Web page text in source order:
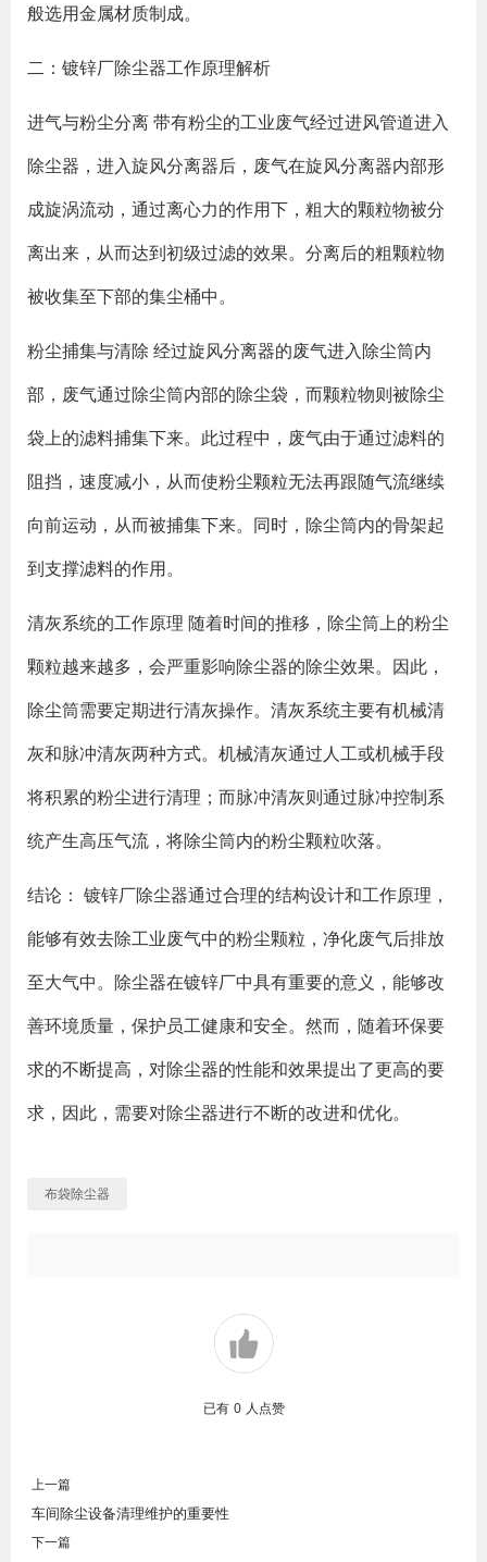
般选用金属材质制成。
二：镀锌厂除尘器工作原理解析
进气与粉尘分离 带有粉尘的工业废气经过进风管道进入
除尘器，进入旋风分离器后，废气在旋风分离器内部形
成旋涡流动，通过离心力的作用下，粗大的颗粒物被分
离出来，从而达到初级过滤的效果。分离后的粗颗粒物
被收集至下部的集尘桶中。
粉尘捕集与清除 经过旋风分离器的废气进入除尘筒内
部，废气通过除尘筒内部的除尘袋，而颗粒物则被除尘
袋上的滤料捕集下来。此过程中，废气由于通过滤料的
阻挡，速度减小，从而使粉尘颗粒无法再跟随气流继续
向前运动，从而被捕集下来。同时，除尘筒内的骨架起
到支撑滤料的作用。
清灰系统的工作原理 随着时间的推移，除尘筒上的粉尘
颗粒越来越多，会严重影响除尘器的除尘效果。因此，
除尘筒需要定期进行清灰操作。清灰系统主要有机械清
灰和脉冲清灰两种方式。机械清灰通过人工或机械手段
将积累的粉尘进行清理；而脉冲清灰则通过脉冲控制系
统产生高压气流，将除尘筒内的粉尘颗粒吹落。
结论： 镀锌厂除尘器通过合理的结构设计和工作原理，
能够有效去除工业废气中的粉尘颗粒，净化废气后排放
至大气中。除尘器在镀锌厂中具有重要的意义，能够改
善环境质量，保护员工健康和安全。然而，随着环保要
求的不断提高，对除尘器的性能和效果提出了更高的要
求，因此，需要对除尘器进行不断的改进和优化。
布袋除尘器
已有 0 人点赞
上一篇
车间除尘设备清理维护的重要性
下一篇